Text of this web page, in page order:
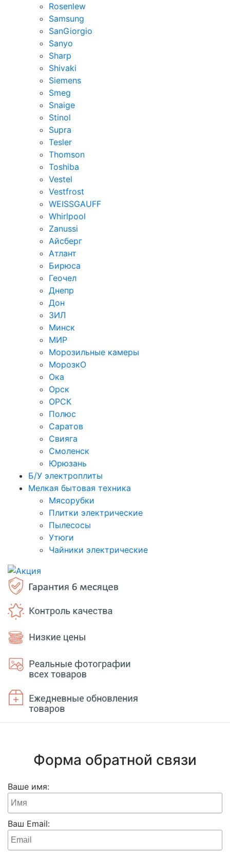
Rosenlew
Samsung
SanGiorgio
Sanyo
Sharp
Shivaki
Siemens
Smeg
Snaige
Stinol
Supra
Tesler
Thomson
Toshiba
Vestel
Vestfrost
WEISSGAUFF
Whirlpool
Zanussi
Айсберг
Атлант
Бирюса
Геочел
Днепр
Дон
ЗИЛ
Минск
МИР
Морозильные камеры
МорозкО
Ока
Орск
ОРСК
Полюс
Саратов
Свияга
Смоленск
Юрюзань
Б/У электроплиты
Мелкая бытовая техника
Мясорубки
Плитки электрические
Пылесосы
Утюги
Чайники электрические
Форма обратной связи
Ваше имя:
Ваш Email: